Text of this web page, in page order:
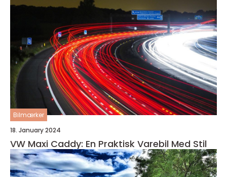
Bilmærker
18. January 2024
VW Maxi Caddy: En Praktisk Varebil Med Stil